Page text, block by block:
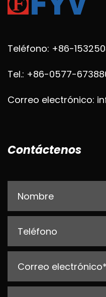
Teléfono: +86-
Tel.: +86-0577-
Correo electrónico:
Contáctenos